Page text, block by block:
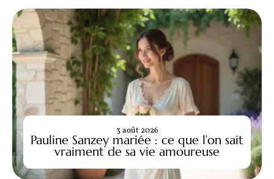
Pauline Sanzey mariée : ce que l’on sait
vraiment de sa vie amoureuse
3 août 2026